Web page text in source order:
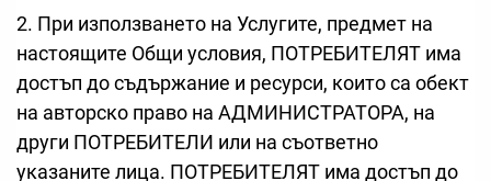
2. При използването на Услугите, предмет на
настоящите Общи условия, ПОТРЕБИТЕЛЯТ има
достъп до съдържание и ресурси, които са обект
на авторско право на АДМИНИСТРАТОРА, на
други ПОТРЕБИТЕЛИ или на съответно
указаните лица. ПОТРЕБИТЕЛЯТ има достъп до